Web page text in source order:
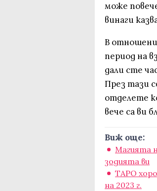
може
винаги
В
период на
дали сте
През тази
отделете
вече са ви
Виж още:
Магията
зодията ви
ТАРО
на 2023 г.